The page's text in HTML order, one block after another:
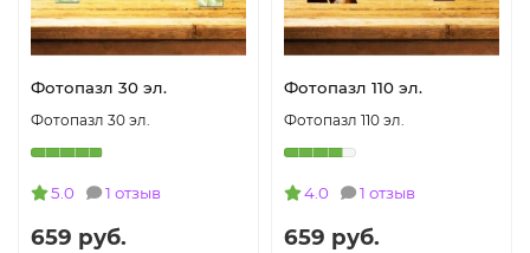
Фотопазл 30 эл.
Фотопазл 30 эл.
5.0 1 отзыв
659 руб.
Фотопазл 110 эл.
Фотопазл 110 эл.
4.0 1 отзыв
659 руб.